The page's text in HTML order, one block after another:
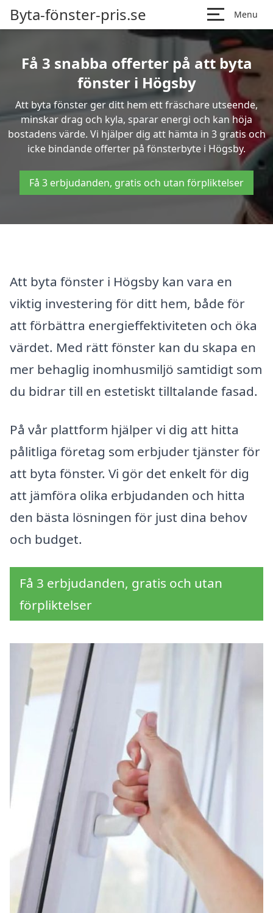
Byta-fönster-pris.se Menu
Få 3 snabba offerter på att byta
fönster i Högsby
Att byta fönster ger ditt hem ett fräschare utseende,
minskar drag och kyla, sparar energi och kan höja
bostadens värde. Vi hjälper dig att hämta in 3 gratis och
icke bindande offerter på fönsterbyte i Högsby.
Få 3 erbjudanden, gratis och utan förpliktelser
Att byta fönster i Högsby kan vara en
viktig investering för ditt hem, både för
att förbättra energieffektiviteten och öka
värdet. Med rätt fönster kan du skapa en
mer behaglig inomhusmiljö samtidigt som
du bidrar till en estetiskt tilltalande fasad.
På vår plattform hjälper vi dig att hitta
pålitliga företag som erbjuder tjänster för
att byta fönster. Vi gör det enkelt för dig
att jämföra olika erbjudanden och hitta
den bästa lösningen för just dina behov
och budget.
Få 3 erbjudanden, gratis och utan
förpliktelser